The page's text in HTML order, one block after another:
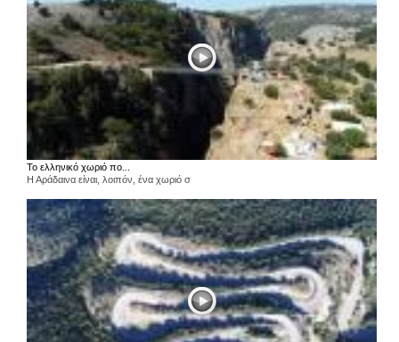
Το ελληνικό χωριό πο...
Η Αράδαινα είναι, λοιπόν, ένα χωριό σ